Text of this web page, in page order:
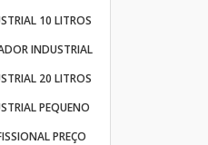
10 LITROS
INDUSTRIAL
20 LITROS
PEQUENO
PREÇO